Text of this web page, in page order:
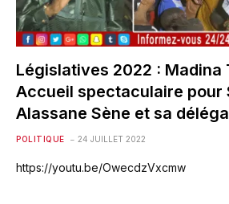
Législatives 2022 : Madina
Accueil spectaculaire pour
Alassane Sène et sa
POLITIQUE 24 JUILLET 2022
https://youtu.be/OwecdzVxcmw